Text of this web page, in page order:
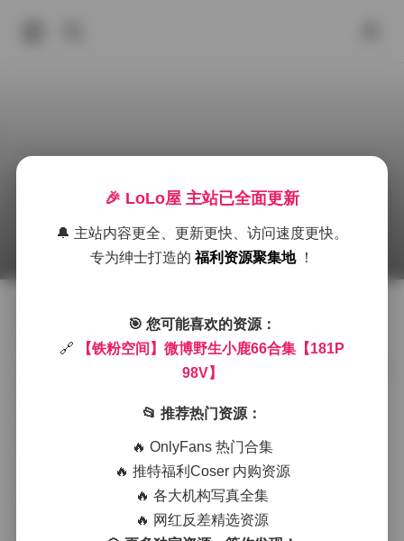
2025年9月27日 下午8:44 铁粉空间 微博
在社交媒体的海洋中，总有一些博主以其独特的风格和
内容脱颖而出。今天，我们要介绍的是在微博上拥有众
多粉丝的“野生小鹿66”。这位博主以其清新自然的形象和
外拍摄还是室内创作，她总能带来令人惊艳的视觉体
“野生小鹿66”这个昵称本身就充满了自然与灵动的气息。
她的内容多以清新、自然的风格为主，无论是穿搭分享
🎉 LoLo屋 主站已全面更新
🔔 主站内容更全、更新更快、访问速度更快。
专为绅士打造的福利资源聚集地 ！
🎯 您可能喜欢的资源：
🔗
【铁粉空间】微博野生小鹿66合集【181P
98V】
📂 推荐热门资源：
🔥 OnlyFans 热门合集
🔥 推特福利Coser 内购资源
🔥 各大机构写真全集
🔥 网红反差精选资源